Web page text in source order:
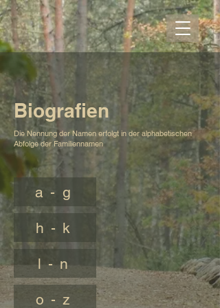
Biografien
Die Nennung der Namen erfolgt in der alphabetischen
Abfolge der Familiennamen
a - g
h - k
l - n
o - z